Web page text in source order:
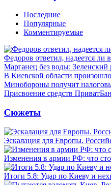
Последние
Популярные
Комментируемые
Федоров ответил, надеется ли
Марганец без воды: Зеленский
В Киевской области
Минобороны получит
Присвоение средств
Сюжеты
Эскалация для Европы.
Изменения в армии РФ: что
Итоги 5.8: Удар по Киеву и